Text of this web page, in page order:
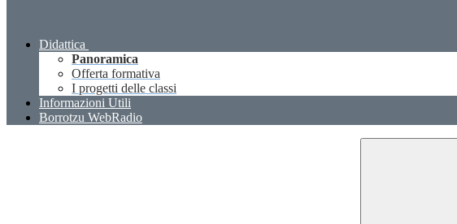
Didattica
Panoramica
Offerta formativa
I progetti delle classi
Informazioni Utili
Borrotzu WebRadio